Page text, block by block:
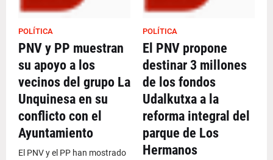
POLÍTICA
PNV y PP muestran
su apoyo a los
vecinos del grupo La
Unquinesa en su
conflicto con el
Ayuntamiento
El PNV y el PP han mostrado
POLÍTICA
El PNV propone
destinar 3 millones
de los fondos
Udalkutxa a la
reforma integral del
parque de Los
Hermanos